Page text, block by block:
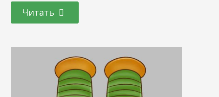
снабжено движущейся картинкой, на которой показано,
как оно работает. В сноске рассказано, как усилить его
Согласитесь, изучать магию…
Читать